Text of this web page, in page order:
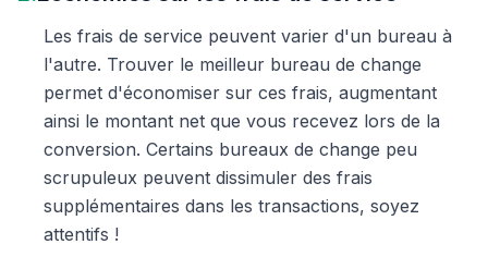
Les frais de service peuvent varier d'un bureau à
l'autre. Trouver le meilleur bureau de change
permet d'économiser sur ces frais, augmentant
ainsi le montant net que vous recevez lors de la
conversion. Certains bureaux de change peu
scrupuleux peuvent dissimuler des frais
supplémentaires dans les transactions, soyez
attentifs !